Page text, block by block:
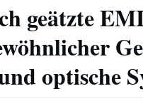
geätzte
optische